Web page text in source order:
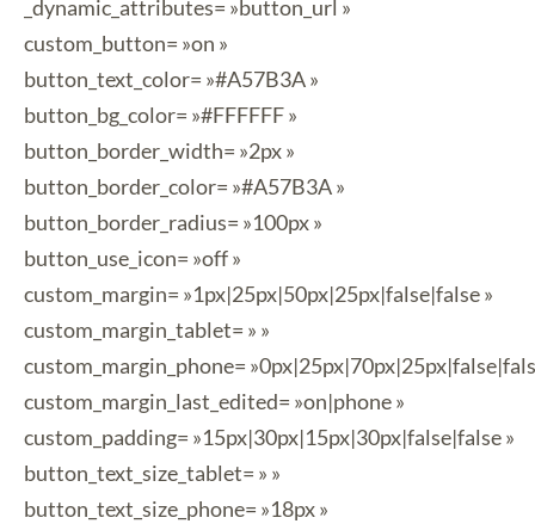
_dynamic_attributes= »button_url »
custom_button= »on »
button_text_color= »#A57B3A »
button_bg_color= »#FFFFFF »
button_border_width= »2px »
button_border_color= »#A57B3A »
button_border_radius= »100px »
button_use_icon= »off »
custom_margin= »1px|25px|50px|25px|false|false »
custom_margin_tablet= » »
custom_margin_phone=
custom_margin_last_edited= »on|phone »
custom_padding= »15px|30px|15px|30px|false|false »
button_text_size_tablet= » »
button_text_size_phone= »18px »